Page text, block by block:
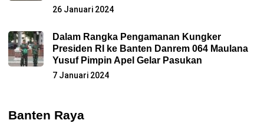
26 Januari 2024
Dalam Rangka Pengamanan Kungker
Presiden RI ke Banten Danrem 064 Maulana
Yusuf Pimpin Apel Gelar Pasukan
7 Januari 2024
Banten Raya